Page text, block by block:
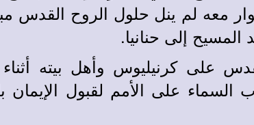
معه لم ينل حلول الروح القدس
إلى حنانيا.
على كرنيليوس وأهل بيته
على الأمم لقبول الإيمان